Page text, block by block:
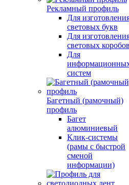
Рекламный профиль
Для
световых букв
Для
световых коробов
Для
систем
Багетный (рамочный)
профиль
Багет
алюминиевый
Клик-системы
(рамы с быстрой
сменой
информации)